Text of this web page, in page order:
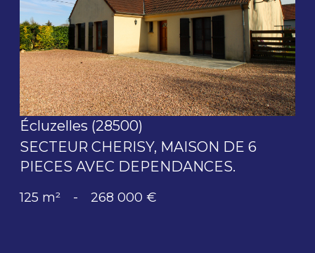
voir le bien
Écluzelles (28500)
SECTEUR CHERISY, MAISON DE 6
PIECES AVEC DEPENDANCES.
125 m² - 268 000 €